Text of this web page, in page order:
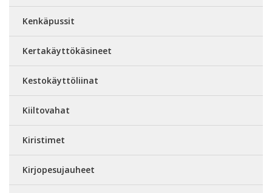
Kenkäpussit
Kertakäyttökäsineet
Kestokäyttöliinat
Kiiltovahat
Kiristimet
Kirjopesujauheet